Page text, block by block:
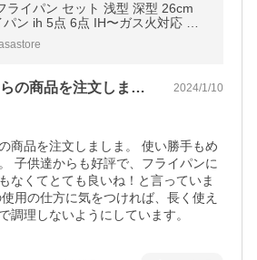
ライパン セット 浅型 深型 26cm
5点 6点 IH〜ガス火対応 取
ースパン 蓋付き 一人暮らし 軽い
器爆買
迷いに迷い…こちらの商品を注文しましま… 2024/1/10
商品を注文しましま。 使い勝手もめ
子供達からも好評で、フライパンに
なくてとても良いね！と言っていま
用の仕方に気をつければ、長く使え
調理しないようにしています。